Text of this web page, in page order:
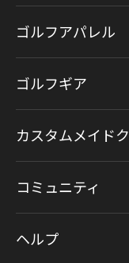
ゴルフアパレル
ゴルフギア
カスタムメイド
コミュニティ
ヘルプ